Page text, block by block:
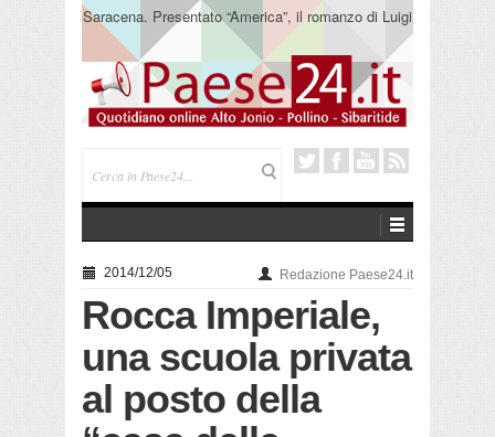
Saracena. Presentato “America”, il romanzo di Luigi
Pandolfi che racconta l’emigrazione
2014/12/05 Redazione Paese24.it
Rocca Imperiale,
una scuola privata
al posto della